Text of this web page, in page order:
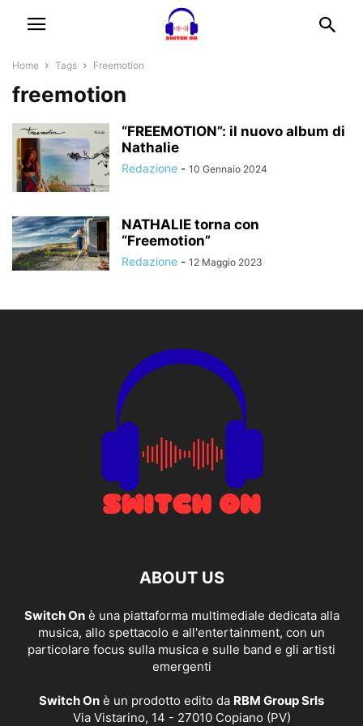
Home Tags Freemotion
freemotion
“FREEMOTION”: il nuovo album di
Nathalie
Redazione - 10 Gennaio 2024
NATHALIE torna con
“Freemotion”
Redazione - 12 Maggio 2023
ABOUT US
Switch Onè una piattaforma multimediale dedicata alla
musica, allo spettacolo e all'entertainment, con un
particolare focus sulla musica e sulle band e gli artisti
emergenti
Switch On è un prodotto edito da RBM Group Srls
Via Vistarino, 14 - 27010 Copiano (PV)